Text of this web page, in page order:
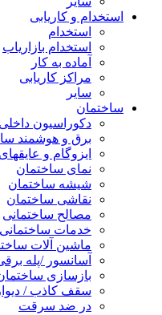
استخدام و کاریابی
استخدام
استخدام بازاریاب
آماده به کار
مراکز کاریابی
سایر
ساختمان
دکوراسیون داخلی
برق و هوشمند
ایزوگام و
نمای ساختمان
شیشه ساختمان
نقاشی ساختمان
مصالح ساختمانی
خدمات ساختمانی
ماشین آلات
آسانسور /پله برقی
بازسازی
سقف کاذب /
در ضد سرقت